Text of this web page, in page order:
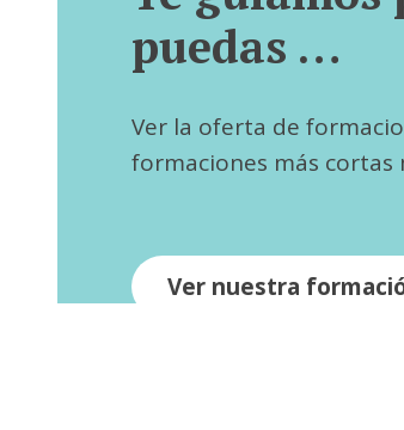
puedas …
Ver la oferta de
formaciones más cortas
Ver nuestra